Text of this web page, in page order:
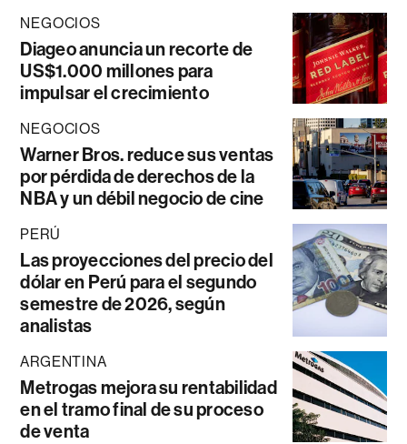
NEGOCIOS
Diageo anuncia un recorte de
US$1.000 millones para
impulsar el crecimiento
NEGOCIOS
Warner Bros. reduce sus ventas
por pérdida de derechos de la
NBA y un débil negocio de cine
PERÚ
Las proyecciones del precio del
dólar en Perú para el segundo
semestre de 2026, según
analistas
ARGENTINA
Metrogas mejora su rentabilidad
en el tramo final de su proceso
de venta